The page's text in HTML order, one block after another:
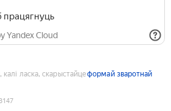
працягнуць
Yandex Cloud
калі ласка, скарыстайцеформай зваротнай